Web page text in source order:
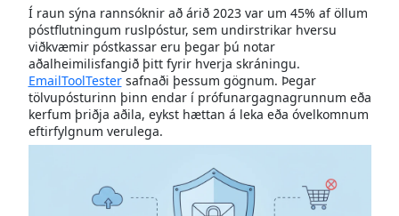
Í raun sýna rannsóknir að árið 2023 var um 45% af öllum
póstflutningum ruslpóstur, sem undirstrikar hversu
viðkvæmir póstkassar eru þegar þú notar
aðalheimilisfangið þitt fyrir hverja skráningu.
EmailToolTestersafnaði þessum gögnum. Þegar
tölvupósturinn þinn endar í prófunargagnagrunnum eða
kerfum þriðja aðila, eykst hættan á leka eða óvelkomnum
eftirfylgnum verulega.